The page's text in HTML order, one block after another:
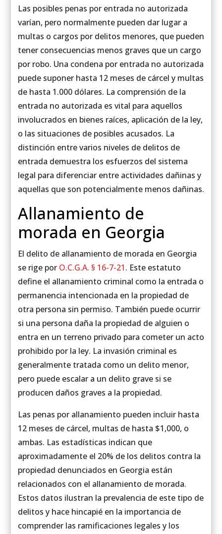
Las posibles penas por entrada no autorizada
varían, pero normalmente pueden dar lugar a
multas o cargos por delitos menores, que pueden
tener consecuencias menos graves que un cargo
por robo. Una condena por entrada no autorizada
puede suponer hasta 12 meses de cárcel y multas
de hasta 1.000 dólares. La comprensión de la
entrada no autorizada es vital para aquellos
involucrados en bienes raíces, aplicación de la ley,
o las situaciones de posibles acusados. La
distinción entre varios niveles de delitos de
entrada demuestra los esfuerzos del sistema
legal para diferenciar entre actividades dañinas y
aquellas que son potencialmente menos dañinas.
Allanamiento de
morada en Georgia
El delito de allanamiento de morada en Georgia
se rige por O.C.G.A. § 16-7-21. Este estatuto
define el allanamiento criminal como la entrada o
permanencia intencionada en la propiedad de
otra persona sin permiso. También puede ocurrir
si una persona daña la propiedad de alguien o
entra en un terreno privado para cometer un acto
prohibido por la ley. La invasión criminal es
generalmente tratada como un delito menor,
pero puede escalar a un delito grave si se
producen daños graves a la propiedad.
Las penas por allanamiento pueden incluir hasta
12 meses de cárcel, multas de hasta $1,000, o
ambas. Las estadísticas indican que
aproximadamente el 20% de los delitos contra la
propiedad denunciados en Georgia están
relacionados con el allanamiento de morada.
Estos datos ilustran la prevalencia de este tipo de
delitos y hace hincapié en la importancia de
comprender las ramificaciones legales y los